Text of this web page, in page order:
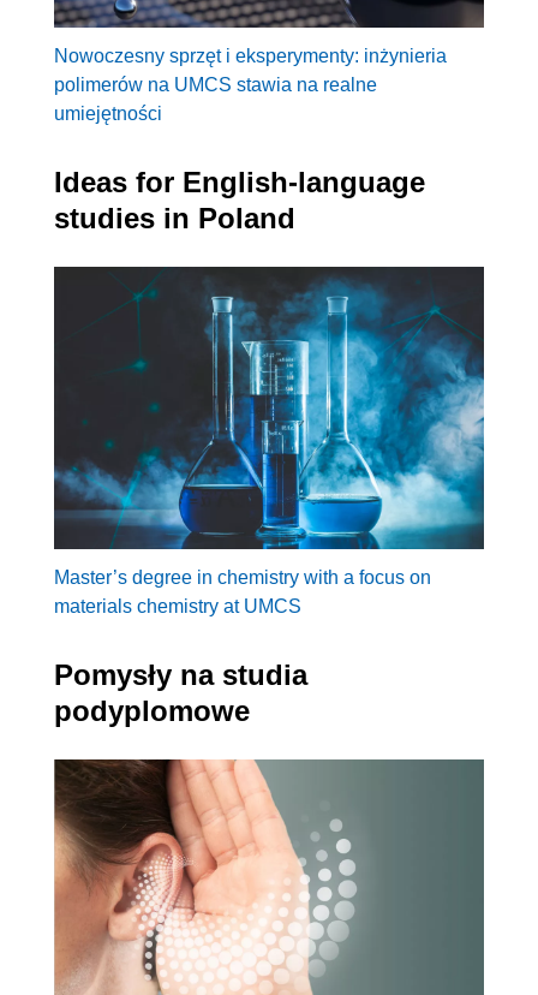
Nowoczesny sprzęt i eksperymenty: inżynieria
polimerów na UMCS stawia na realne
umiejętności
Ideas for English-language
studies in Poland
Master’s degree in chemistry with a focus on
materials chemistry at UMCS
Pomysły na studia
podyplomowe